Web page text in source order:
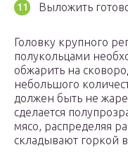
Выложить
Головку крупного
полукольцами
обжарить на
небольшого
должен быть не
сделается
мясо, распределяя
складывают горкой